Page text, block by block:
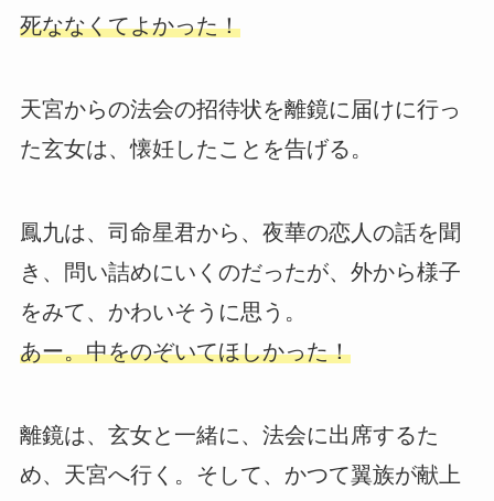
死ななくてよかった！
天宮からの法会の招待状を離鏡に届けに行っ
た玄女は、懐妊したことを告げる。
鳳九は、司命星君から、夜華の恋人の話を聞
き、問い詰めにいくのだったが、外から様子
をみて、かわいそうに思う。
あー。中をのぞいてほしかった！
離鏡は、玄女と一緒に、法会に出席するた
め、天宮へ行く。そして、かつて翼族が献上